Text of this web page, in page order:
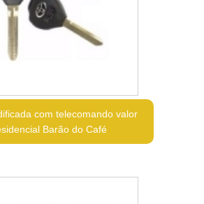
com telecomando valor
Barão do Café